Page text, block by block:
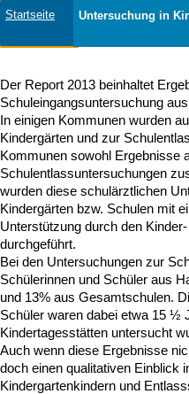
Startseite Untersuchung in
Der Report 2013 beinhaltet
Schuleingangsuntersuchung
In einigen Kommunen wurden
Kindergärten und zur
Kommunen sowohl Ergebnisse
Schulentlassuntersuchungen
wurden diese schulärztlichen
Kindergärten bzw. Schulen mit
Unterstützung durch den
durchgeführt.
Bei den Untersuchungen zur
Schülerinnen und Schüler aus
und 13% aus Gesamtschulen.
Schüler waren dabei etwa 15 ½
Kindertagesstätten untersucht
Auch wenn diese Ergebnisse
doch einen qualitativen Einblick
Kindergartenkindern und